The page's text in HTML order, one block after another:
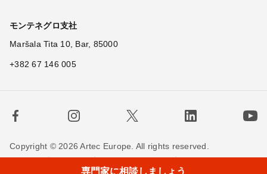
×
モンテネグロ支社
Maršala Tita 10, Bar, 85000
+382 67 146 005
Copyright © 2026 Artec Europe. All rights reserved.
専門家に相談しましょう